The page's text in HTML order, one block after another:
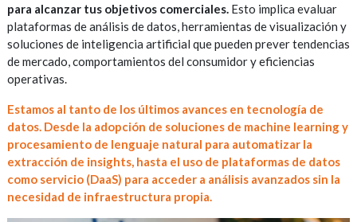
para alcanzar tus objetivos comerciales. Esto implica evaluar
plataformas de análisis de datos, herramientas de visualización y
soluciones de inteligencia artificial que pueden prever tendencias
de mercado, comportamientos del consumidor y eficiencias
operativas.
Estamos al tanto de los últimos avances en tecnología de
datos. Desde la adopción de soluciones de machine learning y
procesamiento de lenguaje natural para automatizar la
extracción de insights, hasta el uso de plataformas de datos
como servicio (DaaS) para acceder a análisis avanzados sin la
necesidad de infraestructura propia.